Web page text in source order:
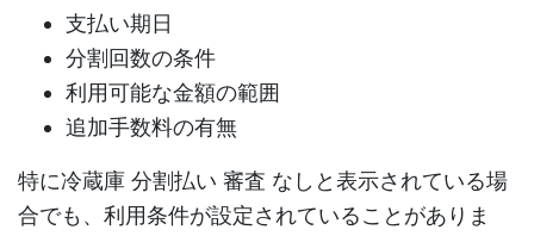
支払い期日
分割回数の条件
利用可能な金額の範囲
追加手数料の有無
特に冷蔵庫 分割払い 審査 なし と表示されている場
合でも、利用条件が設定されていることがありま